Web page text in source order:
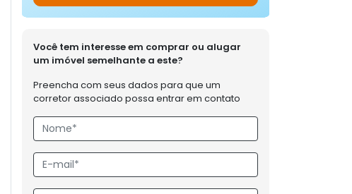
Você tem interesse em comprar ou alugar
um imóvel semelhante a este?
Preencha com seus dados para que um
corretor associado possa entrar em contato